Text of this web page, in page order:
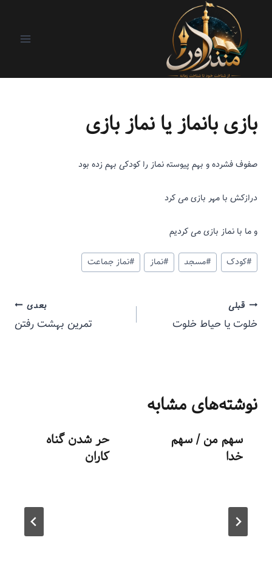
بازی بانماز یا نماز بازی
صفوف فشرده و بهم پیوسته نماز را کودکی بهم زده بود
درازکش با مهر بازی می کرد
و ما با نماز بازی می کردیم
#کودک #مسجد #نماز #نماز جماعت
قبلی
خلوت یا حیاط خلوت
بعدی
تمرین بهشت رفتن
نوشته‌های مشابه
سهم من / سهم
خدا
حر شدن گناه
کاران